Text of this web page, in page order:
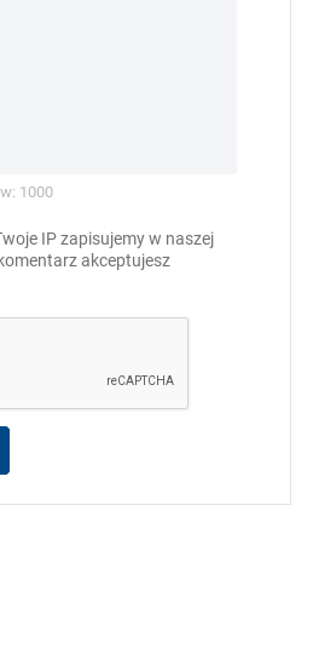
1000
IP zapisujemy w naszej
akceptujesz